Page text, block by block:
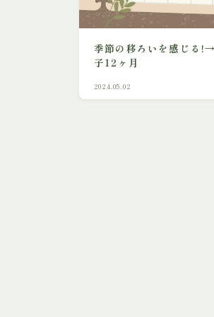
季節の移ろいを感じる
子12ヶ月
2024.05.02